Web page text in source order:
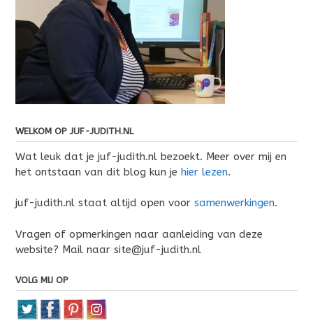
WELKOM OP JUF-JUDITH.NL
Wat leuk dat je juf-judith.nl bezoekt. Meer over mij en
het ontstaan van dit blog kun je hier lezen.
juf-judith.nl staat altijd open voor samenwerkingen.
Vragen of opmerkingen naar aanleiding van deze
website? Mail naar site@juf-judith.nl
VOLG MIJ OP